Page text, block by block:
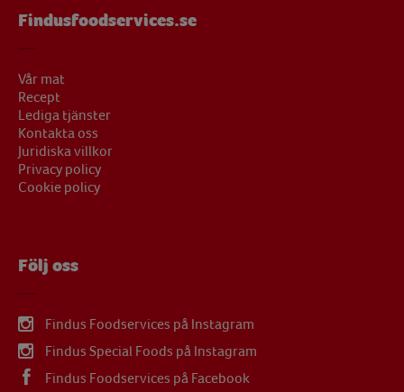
Findusfoodservices.se
Vår mat
Recept
Lediga tjänster
Kontakta oss
Juridiska villkor
Privacy policy
Cookie policy
Följ oss
Findus Foodservices på Instagram
Findus Special Foods på Instagram
Findus Foodservices på Facebook